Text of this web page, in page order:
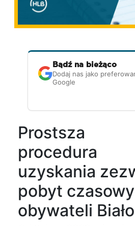
Bądź na bieżąco
Dodaj nas jako
Google
Prostsza
procedura
uzyskania
pobyt
obywateli